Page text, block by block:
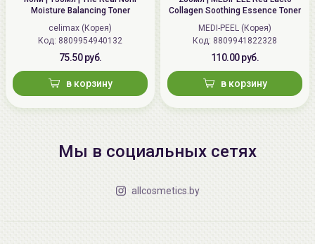
Moisture Balancing Toner
celimax (Корея)
Код: 8809954940132
75.50 руб.
в корзину
Collagen Soothing Essence Toner
MEDI-PEEL (Корея)
Код: 8809941822328
110.00 руб.
в корзину
Мы в социальных сетях
allcosmetics.by